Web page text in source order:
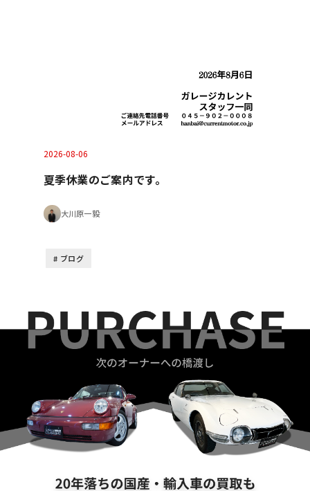
2026-08-06
夏季休業のご案内です。
大川原一毅
ブログ